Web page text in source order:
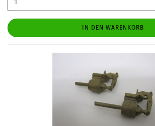
IN DEN WARENKORB